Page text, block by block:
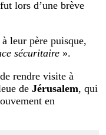
lors d’une brève
leur père puisque,
sécuritaire ».
rendre visite à
de Jérusalem, qui
en